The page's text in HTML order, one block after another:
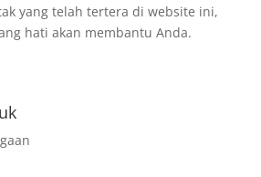
yang telah tertera di website ini,
hati akan membantu Anda.